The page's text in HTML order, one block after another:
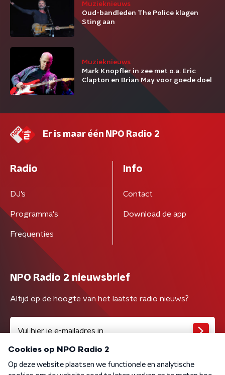
Muzieknieuws
Oud-bandleden The Police klagen
Sting aan
Muzieknieuws
Mark Knopfler in zee met o.a. Eric
Clapton en Brian May voor goede doel
Er is maar één NPO Radio 2
Radio
DJ’s
Programma's
Frequenties
Info
Contact
Download de app
NPO Radio 2 nieuwsbrief
Altijd op de hoogte van het laatste radio nieuws?